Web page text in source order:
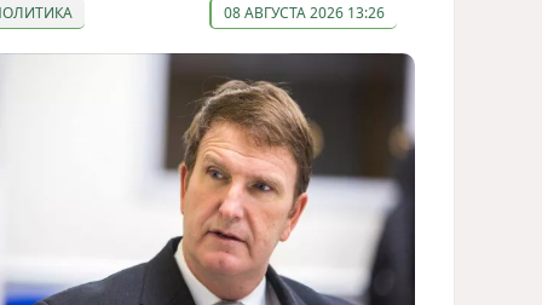
08 АВГУСТА 2026 13:26